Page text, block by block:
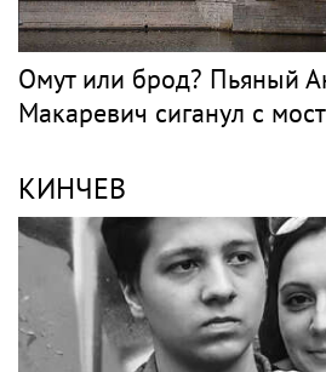
Омут или брод? Пьяный
Макаревич сиганул с
КИНЧЕВ